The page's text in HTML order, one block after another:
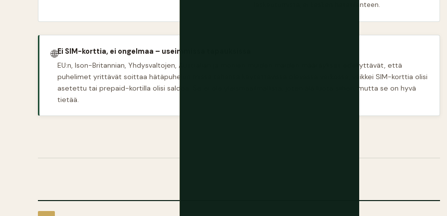
laskeutumista, ei kesken hätätilanteen.
🌐Ei SIM-korttia, ei ongelmaa – useimmissa tapauksissa
EU:n, Ison-Britannian, Yhdysvaltojen, Australian ja monien muiden maiden määräykset edellyttävät, että
puhelimet yrittävät soittaa hätäpuhelun missä tahansa käytettävissä olevassa verkossa, vaikkei SIM-korttia olisi
asetettu tai prepaid-kortilla olisi saldoa. Se ei ole yleismaailmallista, joten älä luota siihen, mutta se on hyvä
tietää.